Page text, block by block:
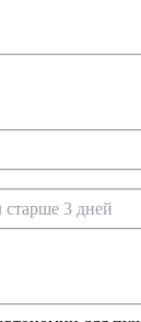
3 дней